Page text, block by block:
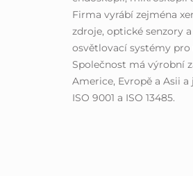
Firma vyrábí zejména
zdroje, optické senzory
osvětlovací systémy
Společnost má výrobní
Americe, Evropě a Asii
ISO 9001 a ISO 13485.